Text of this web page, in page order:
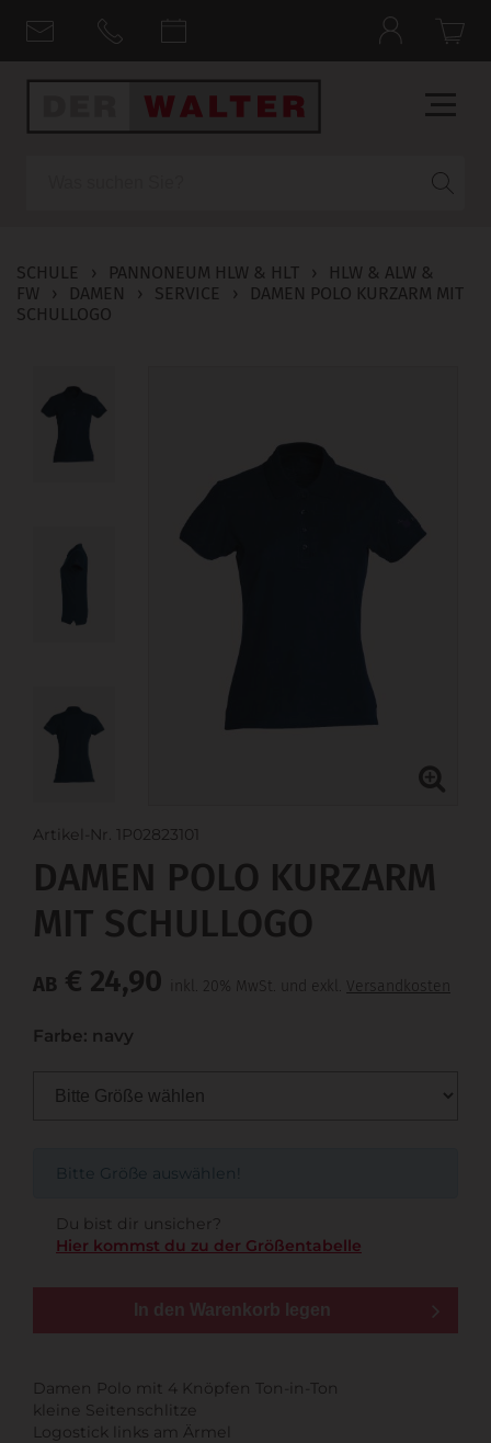
SCHULE › PANNONEUM HLW & HLT ›
HLW & ALW &
FW
› DAMEN › SERVICE ›
DAMEN POLO KURZARM MIT
SCHULLOGO
Artikel-Nr. 1P02823101
DAMEN POLO KURZARM
MIT SCHULLOGO
AB € 24,90 inkl. 20% MwSt. und exkl. Versandkosten
Farbe: navy
Bitte Größe auswählen!
Du bist dir unsicher?
Hier kommst du zu der Größentabelle
In den Warenkorb legen
Damen Polo mit 4 Knöpfen Ton-in-Ton
kleine Seitenschlitze
Logostick links am Ärmel